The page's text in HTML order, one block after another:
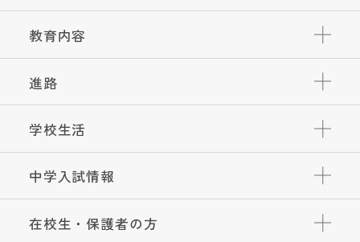
教育内容
進路
学校生活
中学入試情報
在校生・保護者の方